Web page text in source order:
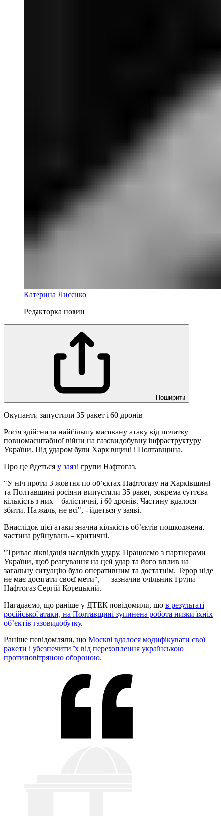
Катерина Лисенко
Редакторка новин
Поширити
Окупанти запустили 35 ракет і 60 дронів
Росія здійснила найбільшу масовану атаку від початку
повномасштабної війни на газовидобувну інфраструктуру
України. Під ударом були Харківщині і Полтавщина.
Про це йдеться у заяві групи Нафтогаз.
"У ніч проти 3 жовтня по об’єктах Нафтогазу на Харківщині
та Полтавщині росіяни випустили 35 ракет, зокрема суттєва
кількість з них – балістичні, і 60 дронів. Частину вдалося
збити. На жаль, не всі", - йдеться у заяві.
Внаслідок цієї атаки значна кількість обʼєктів пошкоджена,
частина руйнувань – критичні.
"Триває ліквідація наслідків удару. Працюємо з партнерами
України, щоб реагування на цей удар та його вплив на
загальну ситуацію було оперативним та достатнім. Терор ніде
не має досягати своєї мети", — зазначив очільник Групи
Нафтогаз Сергій Корецький.
Нагадаємо, що раніше у ДТЕК повідомили, що в результаті
російської атаки, на Полтавщині зупинена робота низки їхніх
об’єктів газовидобутку.
Раніше повідомляли, що Москві вдалося модифікувати свої
ракети і убезпечити їх від перехоплення українською
протиповітряною обороною.